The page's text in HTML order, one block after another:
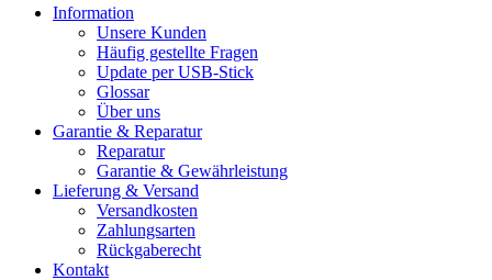
Information
Unsere Kunden
Häufig gestellte Fragen
Update per USB-Stick
Glossar
Über uns
Garantie & Reparatur
Reparatur
Garantie & Gewährleistung
Lieferung & Versand
Versandkosten
Zahlungsarten
Rückgaberecht
Kontakt